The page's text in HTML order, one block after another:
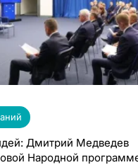
Дмитрий Медведев
Народной